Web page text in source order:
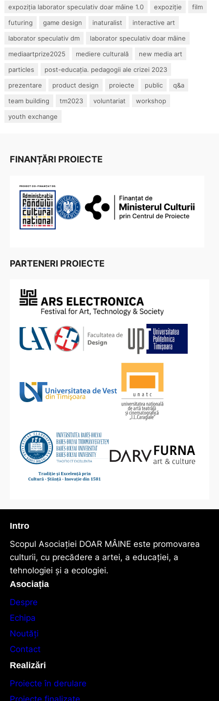
expoziția laborator speculativ doar mâine 1.0
expoziție
film
futuring
game design inaturalist
interactive art
laborator speculativ dm
laborator speculativ doar mâine
mediaartprize2025
mediere culturală
new media art
particles
post-educația. pedagogii ale crizei 2023
prezentare
product design proiecte public
q&a
team building
tm2023 voluntariat
workshop
youth exchange
FINANȚĂRI PROIECTE
PARTENERI PROIECTE
Intro
Scopul Asociaţiei DOAR MÂINE este promovarea
culturii, cu precădere a artei, a educației, a
tehnologiei și a ecologiei.
Asociația
Despre
Echipa
Noutăți
Contact
Realizări
Proiecte în derulare
Proiecte finalizate